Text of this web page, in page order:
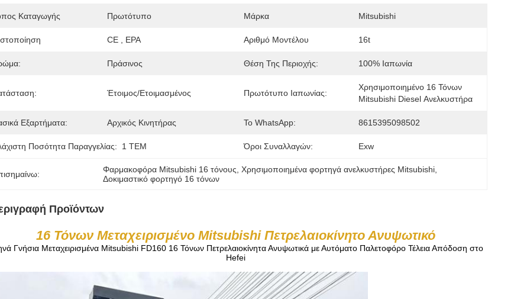
Καταγωγής Πρωτότυπο Μάρκα Mitsubishi
CE , EPA Αριθμό Μοντέλου 16t
Πράσινος Θέση Της Περιοχής: 100% Ιαπωνία
Έτοιμος/Ετοιμασμένος Πρωτότυπο Ιαπωνίας:
Χρησιμοποιημένο 16 Τόνων
Mitsubishi Diesel Ανελκυστήρα
Εξαρτήματα: Αρχικός Κινητήρας Το WhatsApp: 8615395098502
Ποσότητα Παραγγελίας: 1 ΤΕΜ Όροι Συναλλαγών: Exw
Φαρμακοφόρα Mitsubishi 16 τόνους , Χρησιμοποιημένα φορτηγά ανελκυστήρες Mitsubishi
Δοκιμαστικό φορτηγό 16 τόνων
Προϊόντων
16 Τόνων Μεταχειρισμένο MitsubishiΠετρελαιοκίνητο Ανυψωτικό
Γνήσια Μεταχειρισμένα Mitsubishi FD160 16 Τόνων Πετρελαιοκίνητα Ανυψωτικά με Αυτόματο Παλετοφόρο Τέλεια Απόδοση στο
Hefei